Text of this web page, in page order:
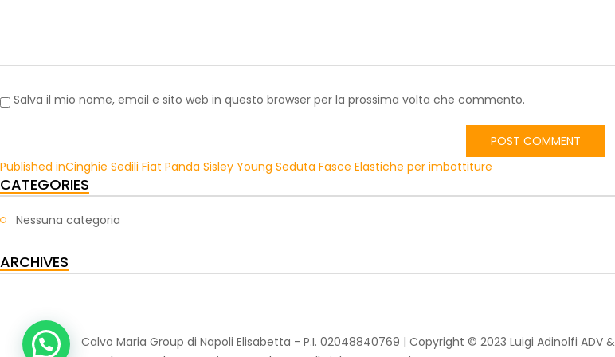
Salva il mio nome, email e sito web in questo browser per la prossima volta che commento.
Published inCinghie Sedili Fiat Panda Sisley Young Seduta Fasce Elastiche per imbottiture
CATEGORIES
Nessuna categoria
ARCHIVES
Calvo Maria Group di Napoli Elisabetta - P.I. 02048840769 | Copyright © 2023 Luigi Adinolfi ADV &